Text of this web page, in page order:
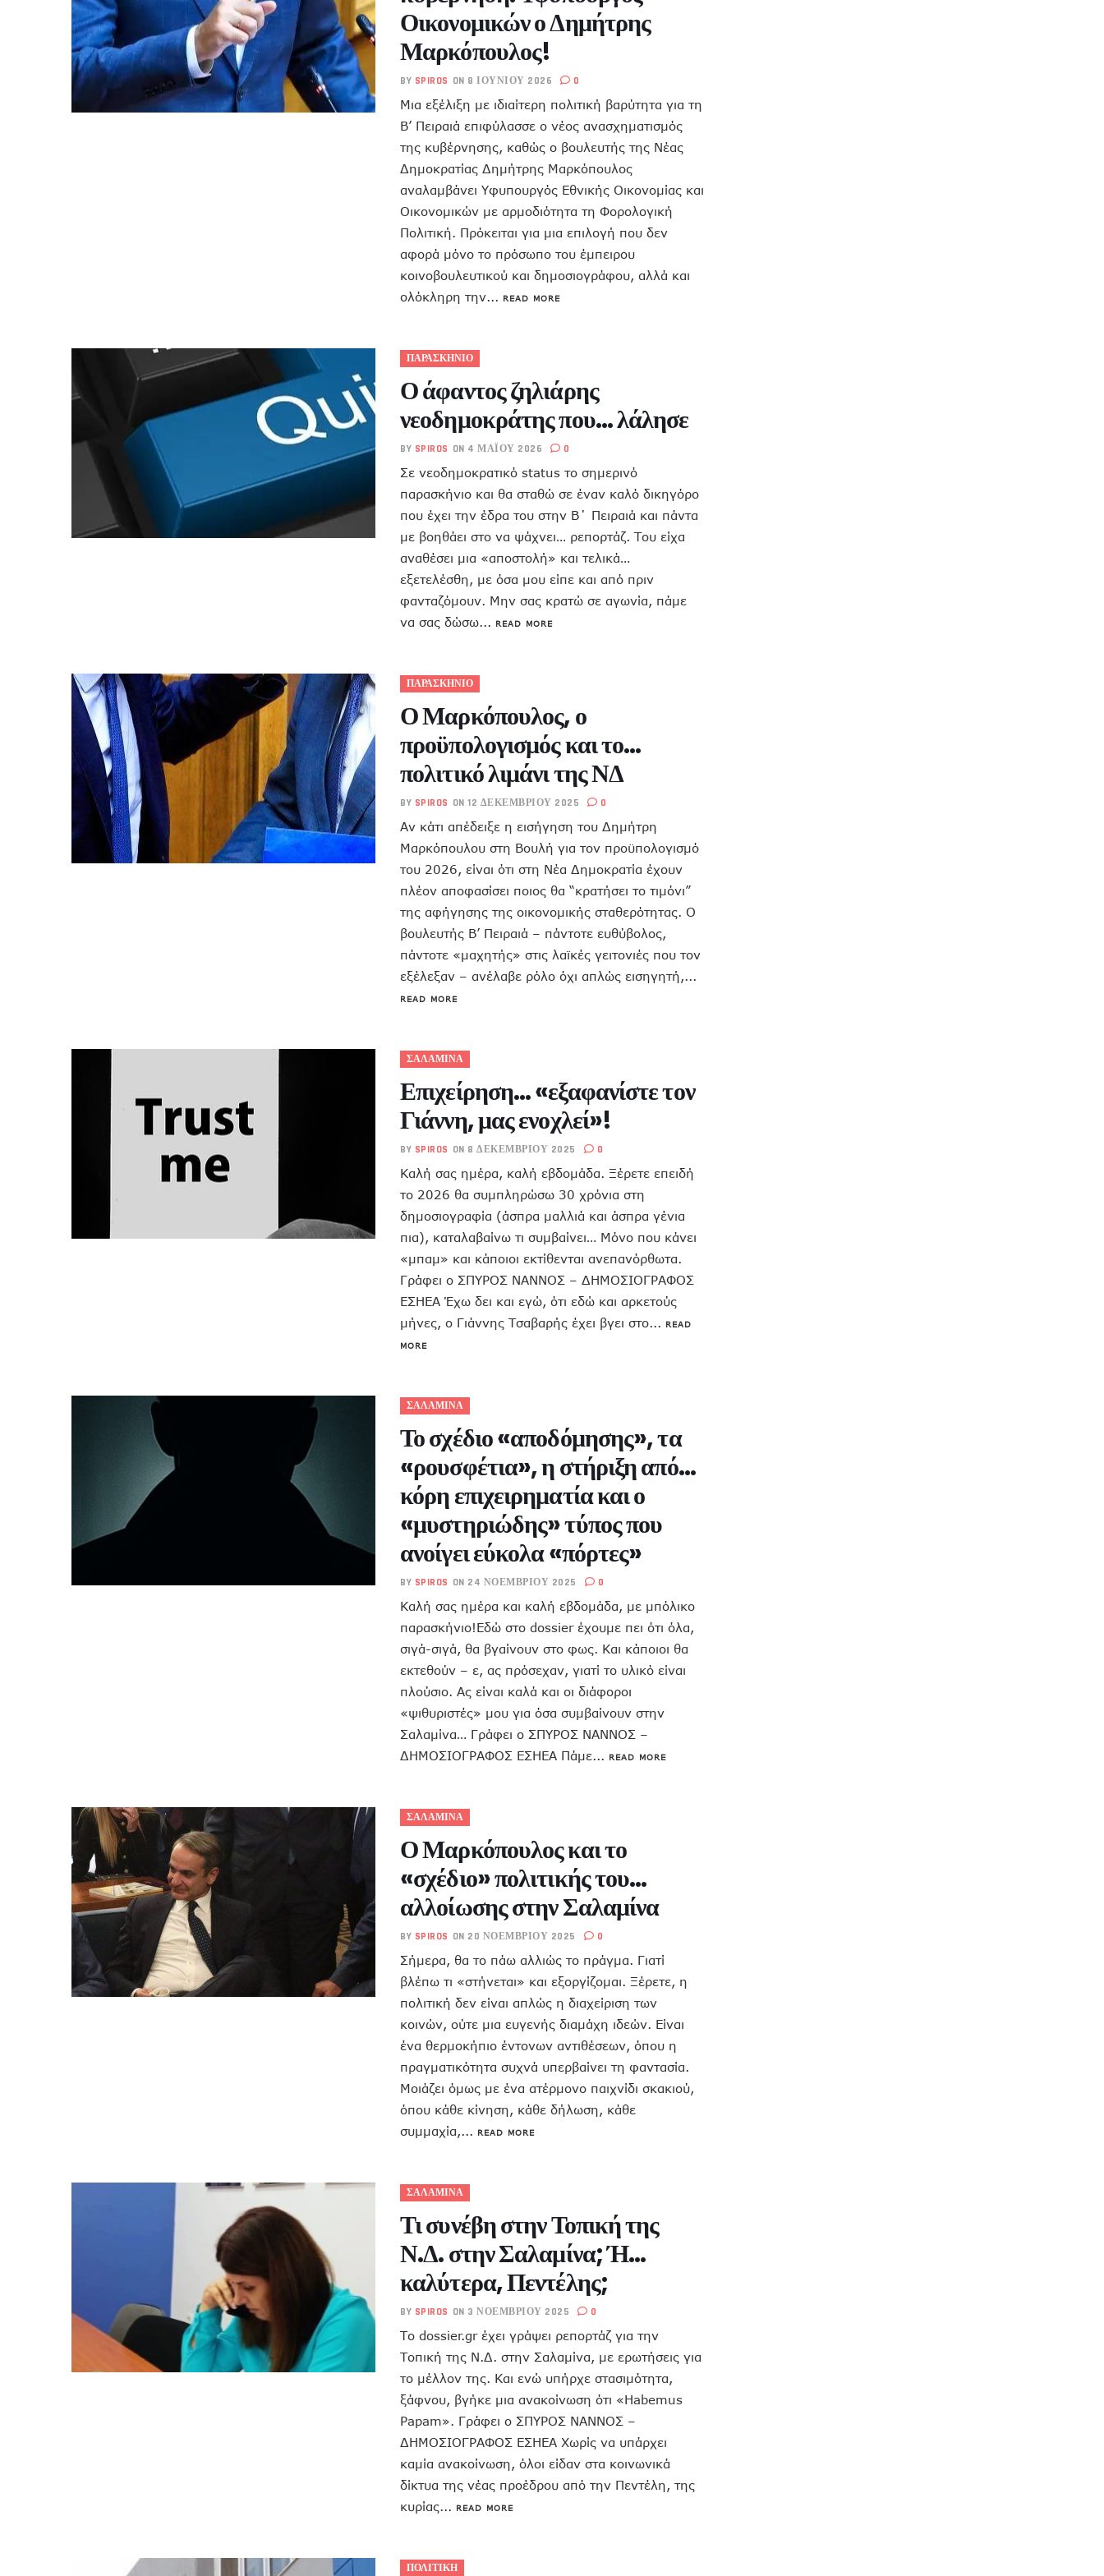
Οικονομικών ο Δημήτρης
Μαρκόπουλος!
BY SPIROS ON 8 ΙΟΥΝΊΟΥ 2026 0
Μια εξέλιξη με ιδιαίτερη πολιτική βαρύτητα για τη
Β’ Πειραιά επιφύλασσε ο νέος ανασχηματισμός
της κυβέρνησης, καθώς ο βουλευτής της Νέας
Δημοκρατίας Δημήτρης Μαρκόπουλος
αναλαμβάνει Υφυπουργός Εθνικής Οικονομίας και
Οικονομικών με αρμοδιότητα τη Φορολογική
Πολιτική. Πρόκειται για μια επιλογή που δεν
αφορά μόνο το πρόσωπο του έμπειρου
κοινοβουλευτικού και δημοσιογράφου, αλλά και
ολόκληρη την... READ MORE
ΠΑΡΑΣΚΗΝΙΟ
Ο άφαντος ζηλιάρης
νεοδημοκράτης που… λάλησε
BY SPIROS ON 4 ΜΑΪ́ΟΥ 2026 0
Σε νεοδημοκρατικό status το σημερινό
παρασκήνιο και θα σταθώ σε έναν καλό δικηγόρο
που έχει την έδρα του στην Β΄ Πειραιά και πάντα
με βοηθάει στο να ψάχνει… ρεπορτάζ. Του είχα
αναθέσει μια «αποστολή» και τελικά…
εξετελέσθη, με όσα μου είπε και από πριν
φανταζόμουν. Μην σας κρατώ σε αγωνία, πάμε
να σας δώσω... READ MORE
ΠΑΡΑΣΚΗΝΙΟ
Ο Μαρκόπουλος, ο
προϋπολογισμός και το…
πολιτικό λιμάνι της ΝΔ
BY SPIROS ON 12 ΔΕΚΕΜΒΡΊΟΥ 2025 0
Αν κάτι απέδειξε η εισήγηση του Δημήτρη
Μαρκόπουλου στη Βουλή για τον προϋπολογισμό
του 2026, είναι ότι στη Νέα Δημοκρατία έχουν
πλέον αποφασίσει ποιος θα “κρατήσει το τιμόνι”
της αφήγησης της οικονομικής σταθερότητας. Ο
βουλευτής Β’ Πειραιά – πάντοτε ευθύβολος,
πάντοτε «μαχητής» στις λαϊκές γειτονιές που τον
εξέλεξαν – ανέλαβε ρόλο όχι απλώς εισηγητή,...
READ MORE
ΣΑΛΑΜΙΝΑ
Επιχείρηση… «εξαφανίστε τον
Γιάννη, μας ενοχλεί»!
BY SPIROS ON 8 ΔΕΚΕΜΒΡΊΟΥ 2025 0
Καλή σας ημέρα, καλή εβδομάδα. Ξέρετε επειδή
το 2026 θα συμπληρώσω 30 χρόνια στη
δημοσιογραφία (άσπρα μαλλιά και άσπρα γένια
πια), καταλαβαίνω τι συμβαίνει… Μόνο που κάνει
«μπαμ» και κάποιοι εκτίθενται ανεπανόρθωτα.
Γράφει ο ΣΠΥΡΟΣ ΝΑΝΝΟΣ – ΔΗΜΟΣΙΟΓΡΑΦΟΣ
ΕΣΗΕΑ Έχω δει και εγώ, ότι εδώ και αρκετούς
μήνες, ο Γιάννης Τσαβαρής έχει βγει στο... READ
MORE
ΣΑΛΑΜΙΝΑ
Το σχέδιο «αποδόμησης», τα
«ρουσφέτια», η στήριξη από…
κόρη επιχειρηματία και ο
«μυστηριώδης» τύπος που
ανοίγει εύκολα «πόρτες»
BY SPIROS ON 24 ΝΟΕΜΒΡΊΟΥ 2025 0
Καλή σας ημέρα και καλή εβδομάδα, με μπόλικο
παρασκήνιο!Εδώ στο dossier έχουμε πει ότι όλα,
σιγά-σιγά, θα βγαίνουν στο φως. Και κάποιοι θα
εκτεθούν – ε, ας πρόσεχαν, γιατί το υλικό είναι
πλούσιο. Ας είναι καλά και οι διάφοροι
«ψιθυριστές» μου για όσα συμβαίνουν στην
Σαλαμίνα… Γράφει ο ΣΠΥΡΟΣ ΝΑΝΝΟΣ –
ΔΗΜΟΣΙΟΓΡΑΦΟΣ ΕΣΗΕΑ Πάμε... READ MORE
ΣΑΛΑΜΙΝΑ
Ο Μαρκόπουλος και το
«σχέδιο» πολιτικής του…
αλλοίωσης στην Σαλαμίνα
BY SPIROS ON 20 ΝΟΕΜΒΡΊΟΥ 2025 0
Σήμερα, θα το πάω αλλιώς το πράγμα. Γιατί
βλέπω τι «στήνεται» και εξοργίζομαι. Ξέρετε, η
πολιτική δεν είναι απλώς η διαχείριση των
κοινών, ούτε μια ευγενής διαμάχη ιδεών. Είναι
ένα θερμοκήπιο έντονων αντιθέσεων, όπου η
πραγματικότητα συχνά υπερβαίνει τη φαντασία.
Μοιάζει όμως με ένα ατέρμονο παιχνίδι σκακιού,
όπου κάθε κίνηση, κάθε δήλωση, κάθε
συμμαχία,... READ MORE
ΣΑΛΑΜΙΝΑ
Τι συνέβη στην Τοπική της
Ν.Δ. στην Σαλαμίνα; Ή…
καλύτερα, Πεντέλης;
BY SPIROS ON 3 ΝΟΕΜΒΡΊΟΥ 2025 0
Το dossier.gr έχει γράψει ρεπορτάζ για την
Τοπική της Ν.Δ. στην Σαλαμίνα, με ερωτήσεις για
το μέλλον της. Και ενώ υπήρχε στασιμότητα,
ξάφνου, βγήκε μια ανακοίνωση ότι «Habemus
Papam». Γράφει ο ΣΠΥΡΟΣ ΝΑΝΝΟΣ –
ΔΗΜΟΣΙΟΓΡΑΦΟΣ ΕΣΗΕΑ Χωρίς να υπάρχει
καμία ανακοίνωση, όλοι είδαν στα κοινωνικά
δίκτυα της νέας προέδρου από την Πεντέλη, της
κυρίας... READ MORE
ΠΟΛΙΤΙΚΗ